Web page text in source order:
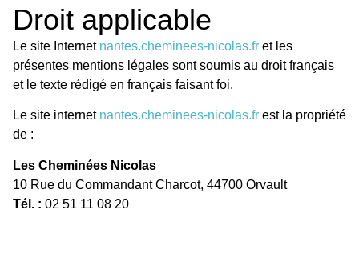
Droit applicable
Le site Internet nantes.cheminees-nicolas.fr et les
présentes mentions légales sont soumis au droit français
et le texte rédigé en français faisant foi.
Le site internet nantes.cheminees-nicolas.fr est la propriété
de :
Les Cheminées Nicolas
10 Rue du Commandant Charcot, 44700 Orvault
Tél. : 02 51 11 08 20